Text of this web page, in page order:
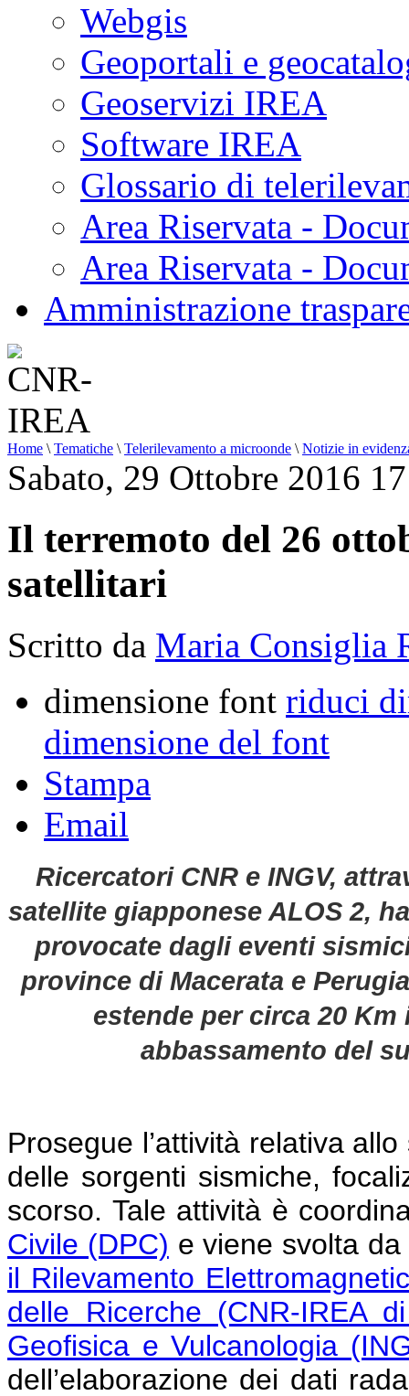
Webgis
Geoportali e
Geoservizi IREA
Software IREA
Glossario di
Area Riservata -
Area Riservata -
Amministrazione
Home \ Tematiche \ Telerilevamento a microonde \ Notizie in
Sabato, 29 Ottobre 2016
Il terremoto del 26
satellitari
Scritto da Maria Consiglia
dimensione font riduci
dimensione del font
Stampa
Email
Ricercatori CNR e INGV,
satellite giapponese ALOS 2,
provocate dagli eventi
province di Macerata e
estende per circa 20
abbassamento del
Prosegue l’attività relativa
delle sorgenti sismiche,
scorso. Tale attività è
Civile (DPC) e viene svolta
il Rilevamento
delle Ricerche (CNR-IREA
Geofisica e Vulcanologia
dell’elaborazione dei dati